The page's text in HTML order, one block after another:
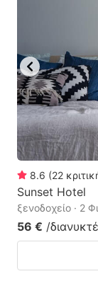
8.6 (22
Sunset Hotel
ξενοδοχείο · 2
56 € /